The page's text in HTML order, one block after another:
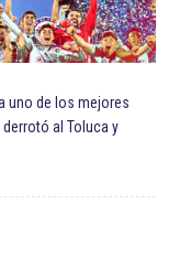
uno de los mejores
al Toluca y